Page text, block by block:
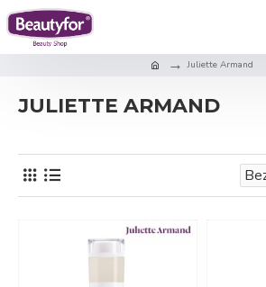
Juliette Armand
JULIETTE ARMAND